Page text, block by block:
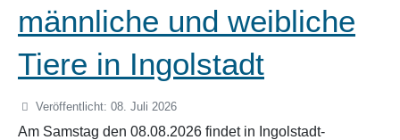
männliche und weibliche
Tiere in Ingolstadt
Veröffentlicht: 08. Juli 2026
Am Samstag den 08.08.2026 findet in Ingolstadt-